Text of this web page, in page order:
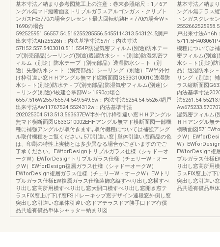
基本寸法／納まり参考図施工上の注意：巻末参照縮尺：1／6ア
ングル無マド縦断面図トリプルガラスアルゴンガス・クリプト
ンガスH≧770の場合クレセント最大回転軌跡H＜770の場合W＞
1690の場合
592525951.56557.54.516255285556.5455114313.543124.5網戸
出来寸法Ah25526h：内法基準寸法57h'：内法寸法
57H52.557.5403010.511.554P防湿気密フィルム(別途)防水テー
プ(別売部品)シーリング(別途)透湿防水シ－ト(別途)防湿気密フ
ィルム（別途）防水テープ（別売部品）透湿防水シ－ト（別
途）先張防水シ－ト（別売部品）シーリング（別途）EW半外付
け枠引違い窓ＨＨアングル無マド縦断面図G633G10001C透湿防
水シ－ト(別途)防水テ－プ(別売部品)防湿気密フィルム(別途)シ
－リング(別途)4枚建合掌部W＞1690の場合
6557.516W255765574.549.549.5w：内法寸法5254.54.55267網戸
出来寸法Aw11767524.5524312w：内法基準寸法
202025304.513.513.563637EW半外付け枠引違い窓ＨＨアングル
無マド横断面図G633G10002EHHアングル無マド横断面図一部機
種に補強アングルが取付きます｡取付機種については補強アング
ル取付機種をご覧ください｡570引違い窓│単体引違い窓商品の色
は、印刷の特性上実物とは多少異なる場合がございますのでご
了承ください。EWforDesignトリプルガラス仕様（シャドーオ
ークW）EWforDesignトリプルガラス仕様（チェリーW・オー
クW）EWforDesign複層ガラス仕様（シャドーオークW）
EWforDesign複層ガラス仕様（チェリーW・オークW）EWトリ
プルガラス仕様EW複層ガラス仕様装飾窓縦すべり出し窓横すべ
り出し窓高所用横すべり出し窓大開口横すべり出し窓開き窓テ
ラスFIX窓上げ下げ窓FSドレーキップ窓デザイン連段窓外倒し窓
突出し窓引違い窓単体引違い窓ドアテラスドア勝手口ドア有償
品共通有償品単体シャッター納まり図
基本寸法／納ま
ングル無テラス
トンガスクレセ
戸出来寸法Ah6h
機種については
密フィルム(別途
水シ－ト(別途)
品）透湿防水シ
リング（別途）
ラス縦断面図
内法基準寸法
法
湿気密フィルム(
ＨＨアングル無
横断面図
クW）
W）
EWforDesign複
プルガラス仕様
り出し窓高所用
ラスFIX窓上げ下
突出し窓引違い
品共通有償品単